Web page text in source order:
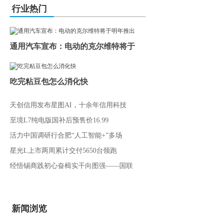
行业热门
通用汽车宣布：电动的克尔维特将于
吃完粘豆包怎么消化快
天创信用发布星图AI，十余年信用科技
至境L7纯电版国补后预售价16.99
活力中国调研行合肥“人工智能+”多场
星光L上市两周累计交付5650台领跑
经悟锡商践初心奋楫实干向图强——国联
新闻浏览